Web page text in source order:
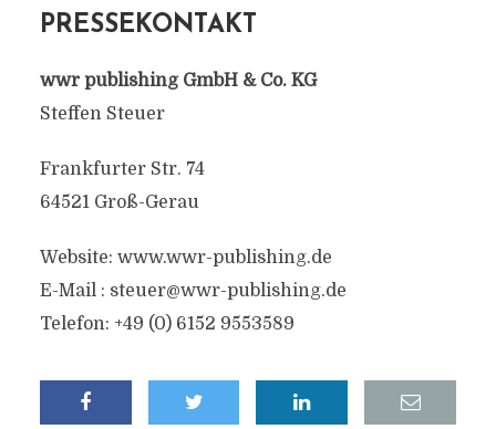
PRESSEKONTAKT
wwr publishing GmbH & Co. KG
Steffen Steuer
Frankfurter Str. 74
64521 Groß-Gerau
Website: www.wwr-publishing.de
E-Mail : steuer@wwr-publishing.de
Telefon: +49 (0) 6152 9553589